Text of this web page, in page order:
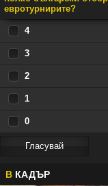
евротурнирите?
4
3
2
1
0
В КАДЪР